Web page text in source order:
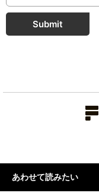
Submit
あわせて読みたい